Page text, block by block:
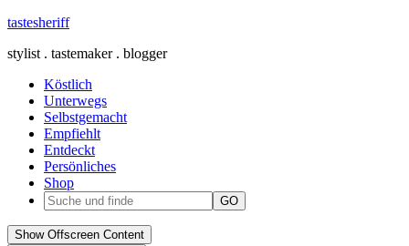
tastesheriff
stylist . tastemaker . blogger
Köstlich
Unterwegs
Selbstgemacht
Empfiehlt
Entdeckt
Persönliches
Shop
Show Offscreen Content